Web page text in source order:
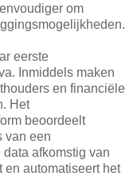
om
eerste
Inmiddels maken
en financiële
Het
beoordeelt
van een
afkomstig van
automatiseert het